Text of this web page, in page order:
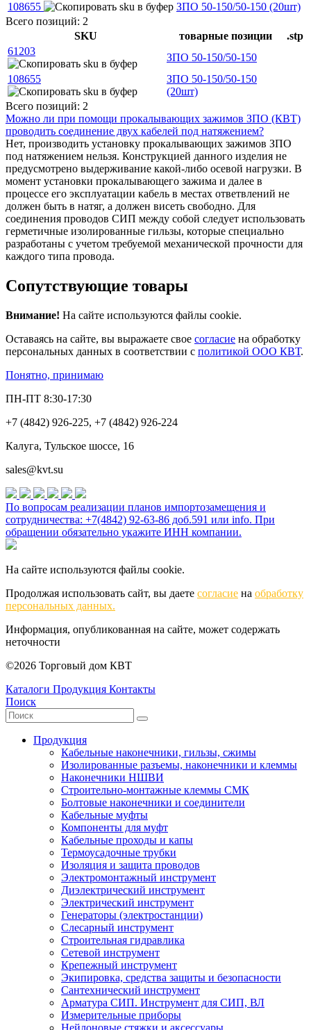
108655
ЗПО 50-150/50-150 (20шт)
Всего позиций: 2
SKU
товарные позиции
.stp
61203
ЗПО 50-150/50-150
108655
ЗПО 50-150/50-150
(20шт)
Всего позиций: 2
Можно ли при помощи прокалывающих зажимов ЗПО (КВТ)
проводить соединение двух кабелей под натяжением?
Нет, производить установку прокалывающих зажимов ЗПО
под натяжением нельзя. Конструкцией данного изделия не
предусмотрено выдерживание какой-либо осевой нагрузки. В
момент установки прокалывающего зажима и далее в
процессе его эксплуатации кабель в местах ответвлений не
должен быть в натяг, а должен висеть свободно. Для
соединения проводов СИП между собой следует использовать
герметичные изолированные гильзы, которые специально
разработаны с учетом требуемой механической прочности для
каждого типа провода.
Сопутствующие товары
Внимание! На сайте используются файлы cookie.
Оставаясь на сайте, вы выражаете свое согласие на обработку
персональных данных в соответствии с политикой ООО КВТ.
Понятно, принимаю
ПН-ПТ 8:30-17:30
+7 (4842) 926-225, +7 (4842) 926-224
Калуга, Тульское шоссе, 16
sales@kvt.su
По вопросам реализации планов импортозамещения и
сотрудничества: +7(4842) 92-63-86 доб.591 или info. При
обращении обязательно укажите ИНН компании.
На сайте используются файлы cookie.
Продолжая использовать сайт, вы даете согласие на обработку
персональных данных.
Информация, опубликованная на сайте, может содержать
неточности
©2026 Торговый дом КВТ
Каталоги Продукция Контакты
Поиск
Продукция
Кабельные наконечники, гильзы, сжимы
Изолированные разъемы, наконечники и клеммы
Наконечники НШВИ
Строительно-монтажные клеммы СМК
Болтовые наконечники и соединители
Кабельные муфты
Компоненты для муфт
Кабельные проходы и капы
Термоусадочные трубки
Изоляция и защита проводов
Электромонтажный инструмент
Диэлектрический инструмент
Электрический инструмент
Генераторы (электростанции)
Слесарный инструмент
Строительная гидравлика
Сетевой инструмент
Крепежный инструмент
Экипировка, средства защиты и безопасности
Сантехнический инструмент
Арматура СИП. Инструмент для СИП, ВЛ
Измерительные приборы
Нейлоновые стяжки и аксессуары